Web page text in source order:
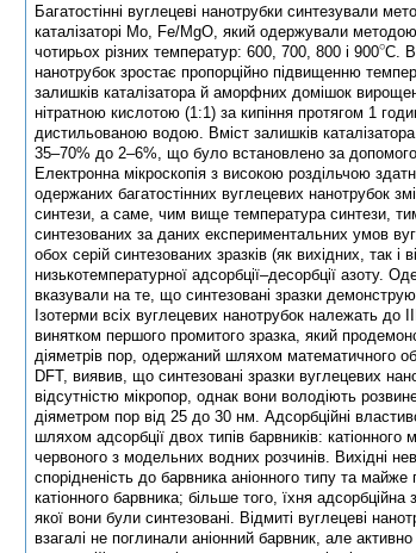
Багатостінні вуглецеві нанотрубки синтезували
каталізаторі Mo, Fe/MgO, який одержували
чотирьох різних температур: 600, 700, 800 і 900 C.
нанотрубок зростає пропорційно підвищенню
залишків каталізатора й аморфних домішок
нітратною кислотою (1:1) за кипіння протягом 1
дистильованою водою. Вміст залишків
35–70% до 2–6%, що було встановлено за
Електронна мікроскопія з високою роздільчою
одержаних багатостінних вуглецевих нанотрубок
синтези, а саме, чим вище температура синтези,
синтезованих за даних експериментальних умов
обох серій синтезованих зразків (як вихідних, так
низькотемпературної адсорбції–десорбції азоту.
вказували на те, що синтезовані зразки
Ізотерми всіх вуглецевих нанотрубок належать
винятком першого промитого зразка, який
діяметрів пор, одержаний шляхом математичного
DFT, виявив, що синтезовані зразки вуглецевих
відсутністю мікропор, однак вони володіють
діяметром пор від 25 до 30 нм. Адсорбційні
шляхом адсорбції двох типів барвників: катіонного
червоного з модельних водних розчинів. Вихідні
спорідненість до барвника аніонного типу та майже
катіонного барвника; більше того, їхня
якої вони були синтезовані. Відмиті вуглецеві
взагалі не поглинали аніонний барвник, але